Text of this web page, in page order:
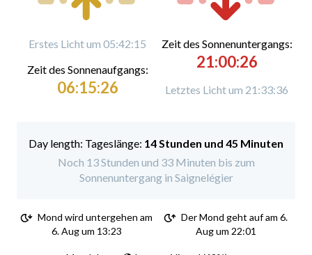
Erstes Licht um 05:42:15
Zeit des Sonnenaufgangs:
06:15:26
Zeit des Sonnenuntergangs:
21:00:26
Letztes Licht um 21:33:36
Tageslänge: 14 Stunden und 45 Minuten
Noch 13 Stunden und 33 Minuten bis zum
Sonnenuntergang in Saignelégier
Mond wird untergehen am
6. Aug um 13:23
Der Mond geht auf am 6.
Aug um 22:01